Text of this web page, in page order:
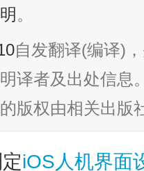
。
自发翻译(编译)
译者及出处信息
版权由相关出版
iOS人机界面